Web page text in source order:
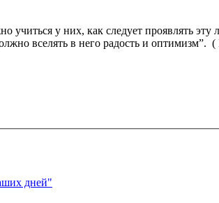
учиться у них, как следует проявлять
вселять в него радость и
дней"